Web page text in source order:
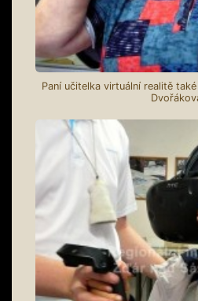
Paní učitelka virtuální realitě